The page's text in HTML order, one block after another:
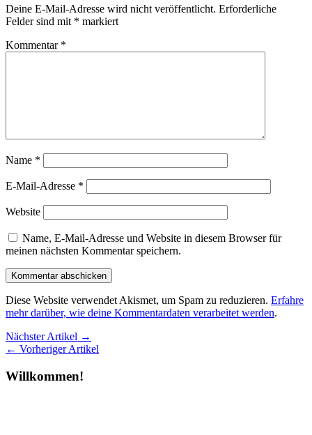
Deine E-Mail-Adresse wird nicht veröffentlicht. Erforderliche
Felder sind mit * markiert
Kommentar *
Name *
E-Mail-Adresse *
Website
Name, E-Mail-Adresse und Website in diesem Browser für
meinen nächsten Kommentar speichern.
Diese Website verwendet Akismet, um Spam zu reduzieren. Erfahre
mehr darüber, wie deine Kommentardaten verarbeitet werden.
Nächster Artikel →
← Vorheriger Artikel
Willkommen!